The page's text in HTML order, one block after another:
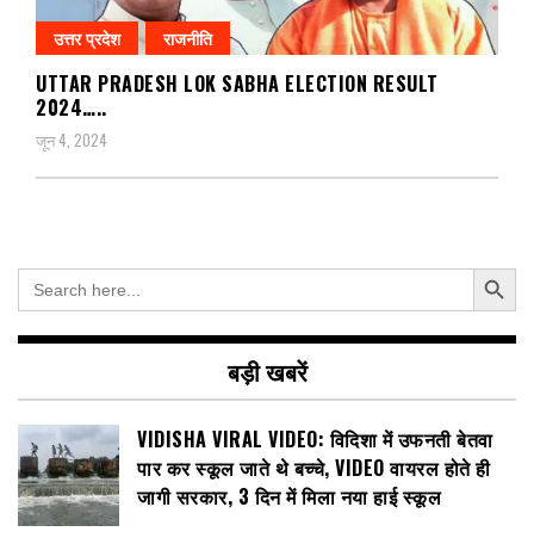
उत्तर प्रदेश राजनीति
UTTAR PRADESH LOK SABHA ELECTION RESULT
2024…..
जून 4, 2024
Search
for:
Search Button
बड़ी खबरें
VIDISHA VIRAL VIDEO: विदिशा में उफनती बेतवा
पार कर स्कूल जाते थे बच्चे, VIDEO वायरल होते ही
जागी सरकार, 3 दिन में मिला नया हाई स्कूल